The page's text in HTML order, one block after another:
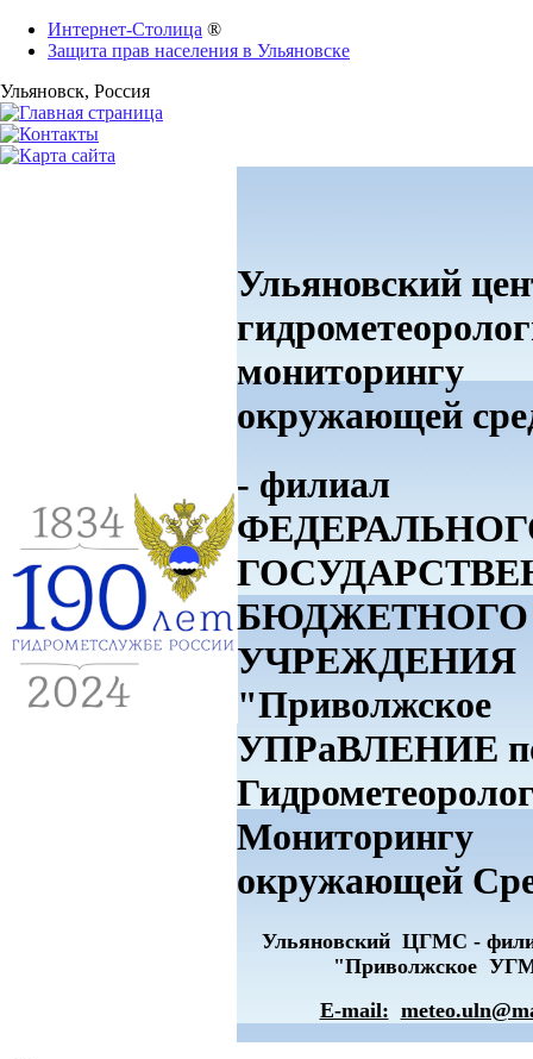
Интернет-Столица ®
Защита прав населения в Ульяновске
Ульяновск, Россия
Ульяновский
мониторингу
окружающей
- филиал
БЮДЖЕТНОГО
УЧРЕЖДЕНИЯ
"Приволжское
УПРаВЛЕНИЕ
Мониторингу
окружающей
Ульяновский ЦГМС -
"Приволжское
E-mail: